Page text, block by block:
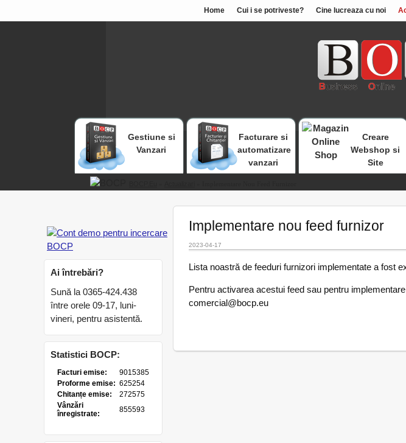
Home Cui i se potriveste? Cine lucreaza cu noi
Gestiune si
Vanzari
Facturare si
automatizare
vanzari
Creare
Webshop si
Site
Ai întrebări?
Sună la 0365-424.438
între orele 09-17, luni-
vineri, pentru asistentă.
Statistici BOCP:
Implementare nou feed furnizor
2023-04-17
Lista noastră de feeduri furnizori implementate a fost
Pentru activarea acestui feed sau pentru
comercial@bocp.eu